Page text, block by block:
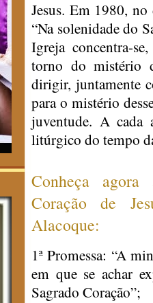
Jesus. Em 1980,
“Na solenidade do
Igreja concentra-
torno do mistério
dirigir, juntamente
para o mistério
juventude. A
litúrgico do tempo
Conheça
Coração de
Alacoque:
1ª Promessa: “A
em que se achar
Sagrado Coração”;